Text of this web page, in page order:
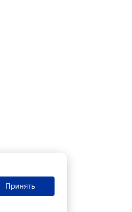
Принять